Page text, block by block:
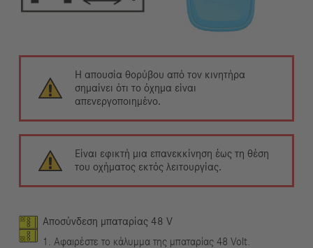
Η απουσία θορύβου από τον κινητήρα
σημαίνει ότι το όχημα είναι
απενεργοποιημένο.
Είναι εφικτή μια επανεκκίνηση έως τη θέση
του οχήματος εκτός λειτουργίας.
Αποσύνδεση μπαταρίας 48 V
1. Αφαιρέστε το κάλυμμα της μπαταρίας 48 Volt.